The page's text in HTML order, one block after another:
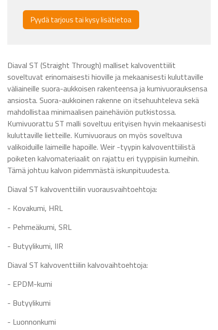
Pyydä tarjous tai kysy lisätietoa
Diaval ST (Straight Through) malliset kalvoventtiilit
soveltuvat erinomaisesti hioville ja mekaanisesti kuluttaville
väliaineille suora-aukkoisen rakenteensa ja kumivuorauksensa
ansiosta. Suora-aukkoinen rakenne on itsehuuhteleva sekä
mahdollistaa minimaalisen painehäviön putkistossa.
Kumivuorattu ST malli soveltuu erityisen hyvin mekaanisesti
kuluttaville lietteille. Kumivuoraus on myös soveltuva
valikoiduille laimeille hapoille. Weir -tyypin kalvoventtiilistä
poiketen kalvomateriaalit on rajattu eri tyyppisiin kumeihin.
Tämä johtuu kalvon pidemmästä iskunpituudesta.
Diaval ST kalvoventtiilin vuorausvaihtoehtoja:
- Kovakumi, HRL
- Pehmeäkumi, SRL
- Butyylikumi, IIR
Diaval ST kalvoventtiilin kalvovaihtoehtoja:
- EPDM-kumi
- Butyylikumi
- Luonnonkumi